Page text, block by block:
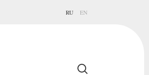
RU EN